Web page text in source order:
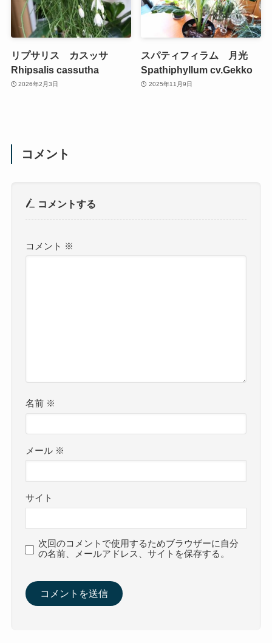
リプサリス カスッサ
Rhipsalis cassutha
2026年2月3日
スパティフィラム 月光
Spathiphyllum cv.Gekko
2025年11月9日
コメント
コメントする
コメント ※
名前 ※
メール ※
サイト
次回のコメントで使用するためブラウザーに自分
の名前、メールアドレス、サイトを保存する。